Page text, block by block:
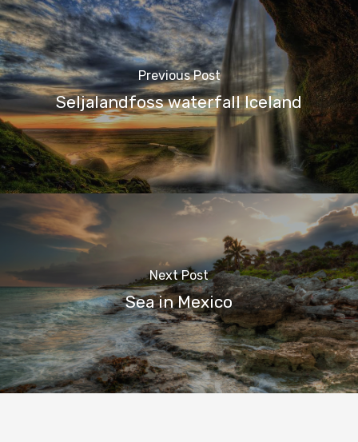
Previous Post
Seljalandfoss waterfall Iceland
Next Post
Sea in Mexico